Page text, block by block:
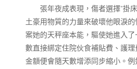
張年夜成表現，傷者選擇“掛
土豪用物質的力量來破壞他眼淚
案她的天秤座本能，驅使她進入
數直接綁定住院伙食補貼費、護
金額便會隨天數增添同步縮小。